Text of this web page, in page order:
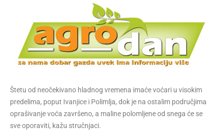
Štetu od neočekivano hladnog vremena imaće voćari u visokim
predelima, poput Ivanjice i Polimlja, dok je na ostalim područjima
oprašivanje voća završeno, a maline polomljene od snega će se
sve oporaviti, kažu stručnjaci.